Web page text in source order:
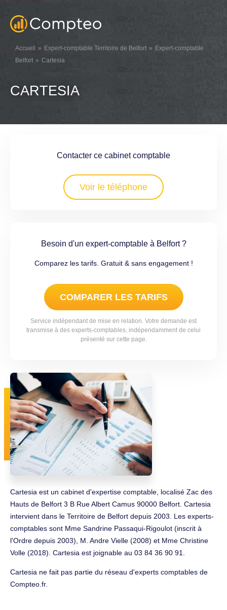
Accueil Expert-comptable Territoire de Belfort
Expert-comptable
Belfort
Cartesia
CARTESIA
Contacter ce cabinet comptable
Voir le téléphone
Besoin d'un expert-comptable à Belfort ?
Comparez les tarifs. Gratuit & sans engagement !
COMPARER LES TARIFS
Service indépendant de mise en relation. Votre demande est
transmise à des experts-comptables, indépendamment de celui
présenté sur cette page.
Cartesia est un cabinet d'expertise comptable, localisé Zac des
Hauts de Belfort 3 B Rue Albert Camus 90000 Belfort. Cartesia
intervient dans le Territoire de Belfort depuis 2003. Les experts-
comptables sont Mme Sandrine Passaqui-Rigoulot (inscrit à
l'Ordre depuis 2003), M. Andre Vielle (2008) et Mme Christine
Volle (2018). Cartesia est joignable au 03 84 36 90 91.
Cartesia ne fait pas partie du réseau d'experts comptables de
Compteo.fr.